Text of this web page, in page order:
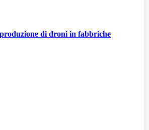
di droni in fabbriche